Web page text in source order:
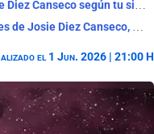
Horóscopo de HOY, domingo 31 de mayo: predicciones GRATIS de Josie Diez Canseco según tu signo del zodiaco
Horóscopo del sábado 30 de mayo: estas son las acertadas predicciones de Josie Diez Canseco, según tu signo
el 1 Jun. 2026 | 21:00 H